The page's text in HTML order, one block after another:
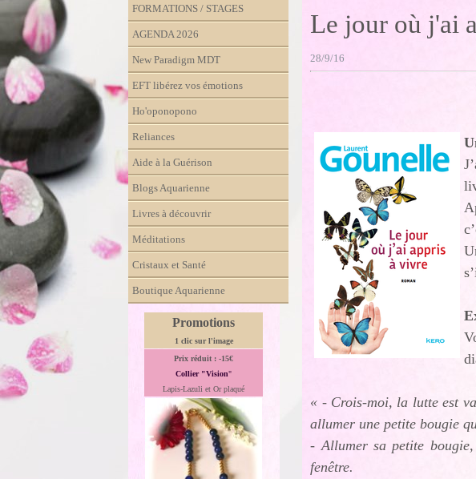
FORMATIONS / STAGES
AGENDA 2026
New Paradigm MDT
EFT libérez vos émotions
Ho'oponopono
Reliances
Aide à la Guérison
Blogs Aquarienne
Livres à découvrir
Méditations
Cristaux et Santé
Boutique Aquarienne
Promotions
1 clic sur l'image
Prix réduit : -15€
Collier "Vision"
Lapis-Lazuli et Or plaqué
Le jour où j'ai
28/9/16
« - Crois-moi, la lutte est
allumer une petite bougie
- Allumer sa petite
fenêtre.